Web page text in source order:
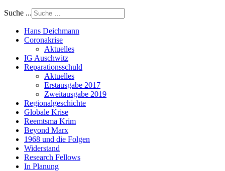
Suche ...
Hans Deichmann
Coronakrise
Aktuelles
IG Auschwitz
Reparationsschuld
Aktuelles
Erstausgabe 2017
Zweitausgabe 2019
Regionalgeschichte
Globale Krise
Reemtsma Krim
Beyond Marx
1968 und die Folgen
Widerstand
Research Fellows
In Planung